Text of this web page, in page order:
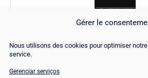
Gérer le
Nous utilisons des cookies pour optimiser
service.
Gerenciar serviços
Internet Marketing Ninjas